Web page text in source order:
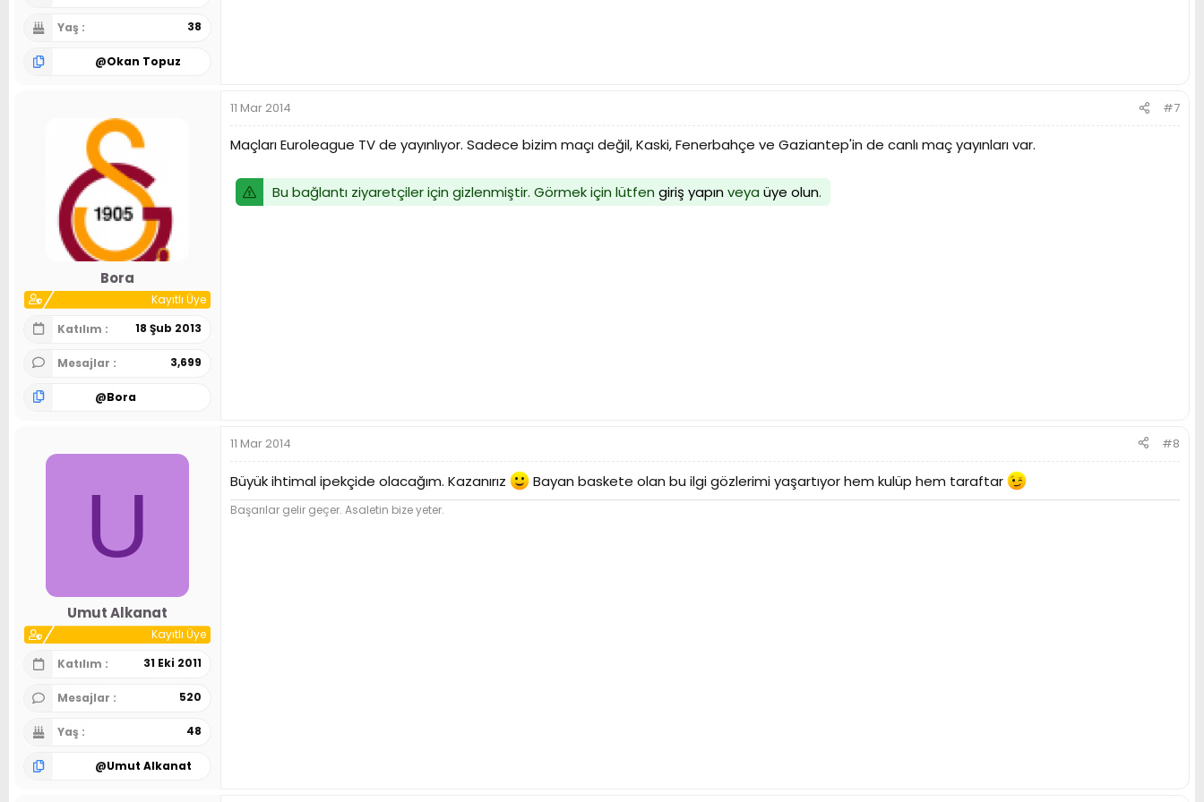
Yaş 38
@Okan Topuz
Bora
Kayıtlı Üye
Katılım
18 Şub 2013
Mesajlar 3,699
@Bora
11 Mar 2014 #7
Maçları Euroleague TV de yayınlıyor. Sadece bizim maçı değil, Kaski, Fenerbahçe ve Gaziantep'in de canlı maç yayınları var.
Bu bağlantı ziyaretçiler için gizlenmiştir. Görmek için lütfen giriş yapınveya üye olun.
U
Umut Alkanat
Kayıtlı Üye
Katılım
31 Eki 2011
Mesajlar 520
Yaş 48
@Umut Alkanat
11 Mar 2014 #8
Büyük ihtimal ipekçide olacağım. Kazanırız Bayan baskete olan bu ilgi gözlerimi yaşartıyor hem kulüp hem taraftar
Başarılar gelir geçer. Asaletin bize yeter.